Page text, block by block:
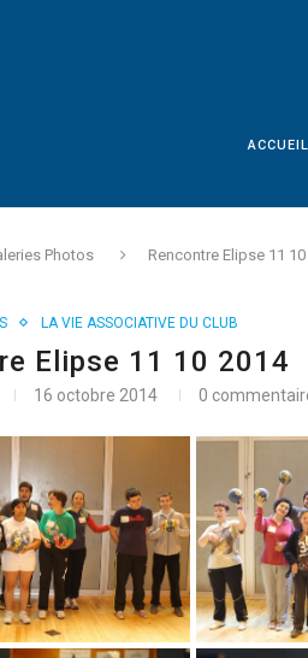
ACCUEIL
Photos Rencontre Elipse 11
LA VIE ASSOCIATIVE DU CLUB
Elipse 11 10 2014
16 octobre 2014 0